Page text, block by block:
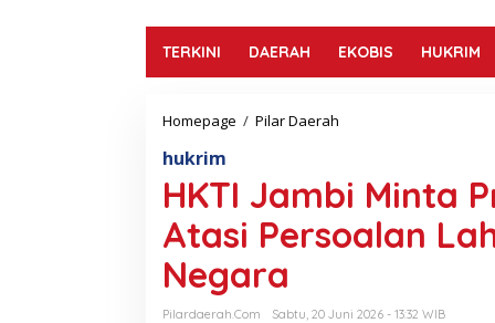
TERKINI DAERAH EKOBIS HUKRIM
Homepage / Pilar Daerah
J
m
hukrim
HKTI Jambi Minta
Atasi Persoalan
Negara
Pilardaerah.com
Sabtu, 20 Juni 2026 - 13:32 WIB